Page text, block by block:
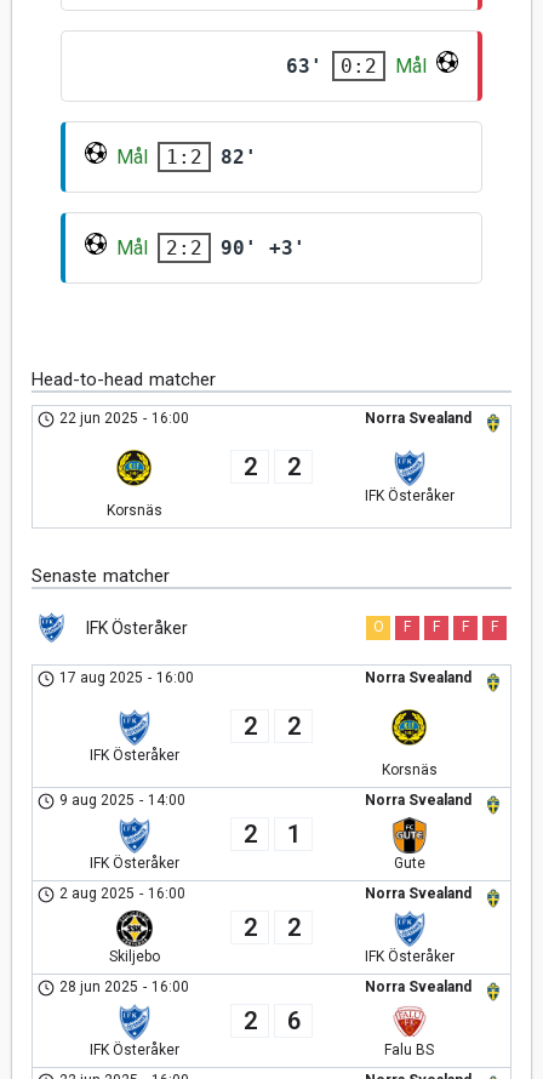
63' 0:2 Mål
Mål 1:2 82'
Mål 2:2 90' +3'
Head-to-head matcher
Norra Svealand
22 jun 2025 - 16:00
Korsnäs
2 2
IFK Österåker
Senaste matcher
IFK Österåker O F F F F
Norra Svealand
17 aug 2025 - 16:00
IFK Österåker
2 2
Korsnäs
Norra Svealand
9 aug 2025 - 14:00
IFK Österåker
2 1
Gute
Norra Svealand
2 aug 2025 - 16:00
Skiljebo
2 2
IFK Österåker
Norra Svealand
28 jun 2025 - 16:00
IFK Österåker
2 6
Falu BS